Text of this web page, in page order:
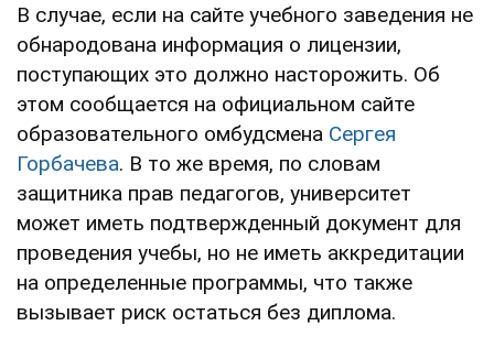
В случае, если на сайте учебного заведения не
обнародована информация о лицензии,
поступающих это должно насторожить. Об
этом сообщается на официальном сайте
образовательного омбудсмена Сергея
Горбачева. В то же время, по словам
защитника прав педагогов, университет
может иметь подтвержденный документ для
проведения учебы, но не иметь аккредитации
на определенные программы, что также
вызывает риск остаться без диплома.